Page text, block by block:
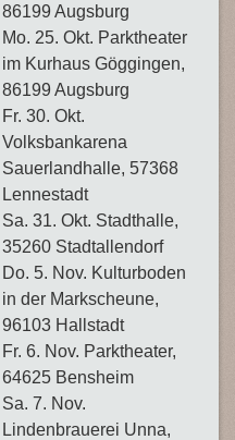
86199 Augsburg
Mo. 25. Okt. Parktheater
im Kurhaus Göggingen,
86199 Augsburg
Fr. 30. Okt.
Volksbankarena
Sauerlandhalle, 57368
Lennestadt
Sa. 31. Okt. Stadthalle,
35260 Stadtallendorf
Do. 5. Nov. Kulturboden
in der Markscheune,
96103 Hallstadt
Fr. 6. Nov. Parktheater,
64625 Bensheim
Sa. 7. Nov.
Lindenbrauerei Unna,